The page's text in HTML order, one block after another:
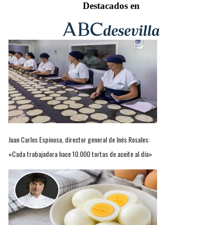
Destacados en
Juan Carlos Espinosa, director general de Inés Rosales:
«Cada trabajadora hace 10.000 tortas de aceite al día»